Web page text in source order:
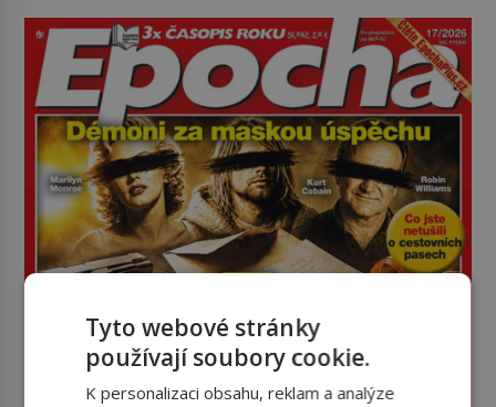
Tyto webové stránky
používají soubory cookie.
K personalizaci obsahu, reklam a analýze